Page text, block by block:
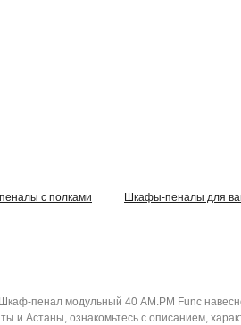
с полками Шкафы-пеналы для
пенал модульный 40 AM.PM Func
Астаны, ознакомьтесь с описанием,